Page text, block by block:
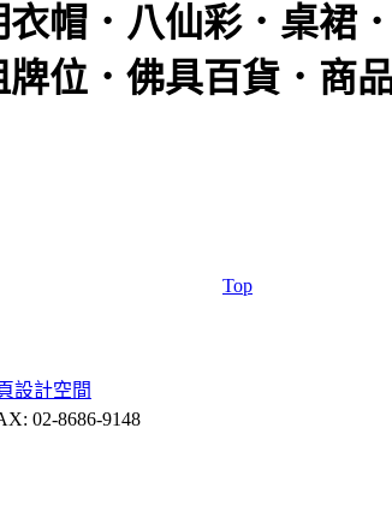
帽．八仙彩．桌裙
位．佛具百貨．商
Top
設計空間
02-8686-9148